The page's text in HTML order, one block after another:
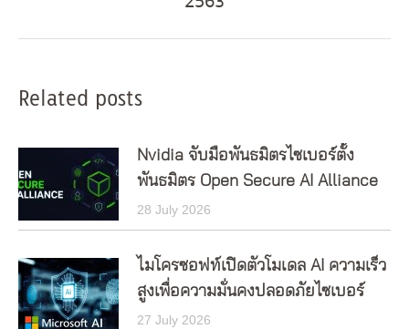
post:
Related posts
Nvidia จับมือพันธมิตรไซเบอร์ตั้ง
พันธมิตร Open Secure AI Alliance
28 July 2026
ไมโครซอฟท์เปิดตัวโมเดล AI ความเร็ว
สูงเพื่อความมั่นคงปลอดภัยไซเบอร์
27 July 2026